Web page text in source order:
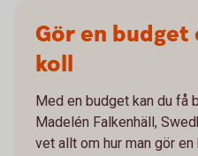
Gör en
koll
Med en budget kan du få
Madelén Falkenhäll,
vet allt om hur man gör en